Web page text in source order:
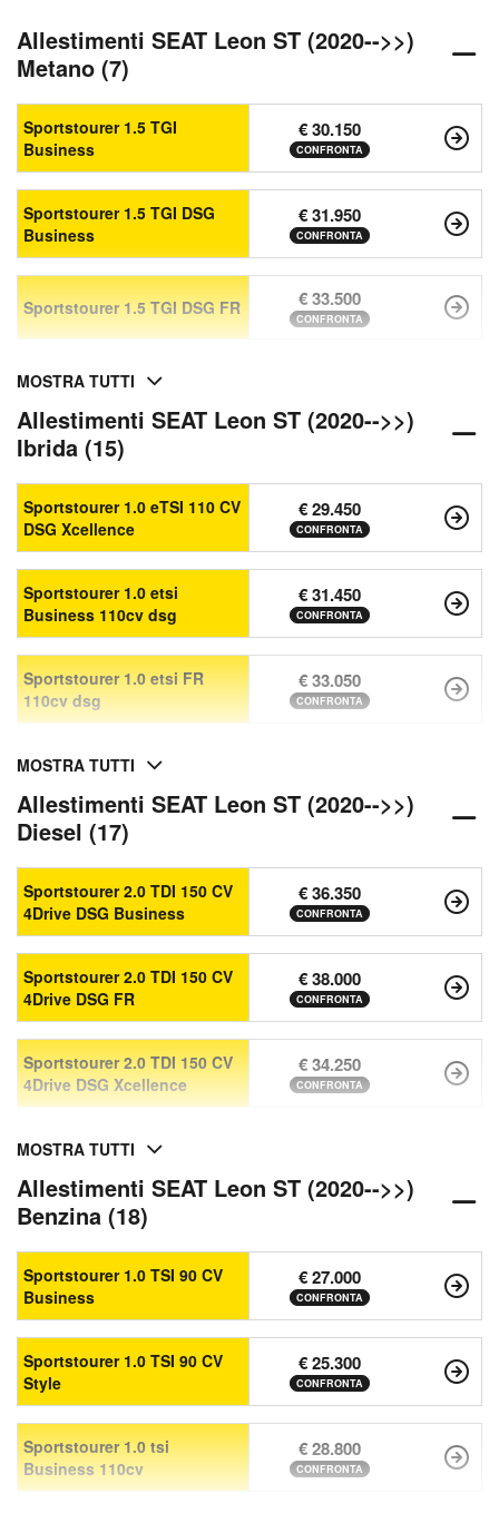
Allestimenti SEAT Leon ST (2020-->>)
Metano (7)
Sportstourer 1.5 TGI
Business
€ 30.150
CONFRONTA
Sportstourer 1.5 TGI DSG
Business
€ 31.950
CONFRONTA
Sportstourer 1.5 TGI DSG FR € 33.500
CONFRONTA
MOSTRA TUTTI
Allestimenti SEAT Leon ST (2020-->>)
Ibrida (15)
Sportstourer 1.0 eTSI 110 CV
DSG Xcellence
€ 29.450
CONFRONTA
Sportstourer 1.0 etsi
Business 110cv dsg
€ 31.450
CONFRONTA
Sportstourer 1.0 etsi FR
110cv dsg
€ 33.050
CONFRONTA
MOSTRA TUTTI
Allestimenti SEAT Leon ST (2020-->>)
Diesel (17)
Sportstourer 2.0 TDI 150 CV
4Drive DSG Business
€ 36.350
CONFRONTA
Sportstourer 2.0 TDI 150 CV
4Drive DSG FR
€ 38.000
CONFRONTA
Sportstourer 2.0 TDI 150 CV
4Drive DSG Xcellence
€ 34.250
CONFRONTA
MOSTRA TUTTI
Allestimenti SEAT Leon ST (2020-->>)
Benzina (18)
Sportstourer 1.0 TSI 90 CV
Business
€ 27.000
CONFRONTA
Sportstourer 1.0 TSI 90 CV
Style
€ 25.300
CONFRONTA
Sportstourer 1.0 tsi
Business 110cv
€ 28.800
CONFRONTA